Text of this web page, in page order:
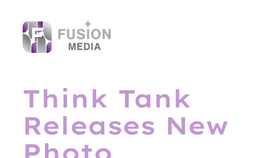
content
Think Tank
Releases New